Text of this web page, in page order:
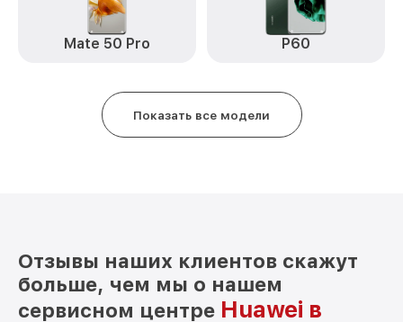
Замена антенны Y8P Huawei от 490₽
Замена вибромотора Y8P Huawei от 490₽
Чистка динамика, микрофонов от пыли
(с разбором) Y8P Huawei
Mate 50 Pro P60
Показать все модели
Отзывы наших клиентов скажут
больше, чем мы о нашем
сервисном центре Huawei в